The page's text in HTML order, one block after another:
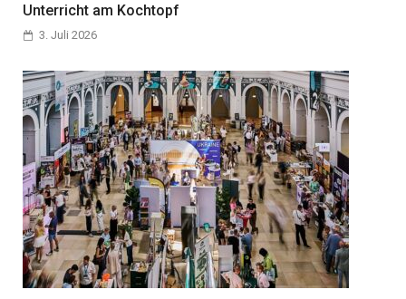
Unterricht am Kochtopf
3. Juli 2026